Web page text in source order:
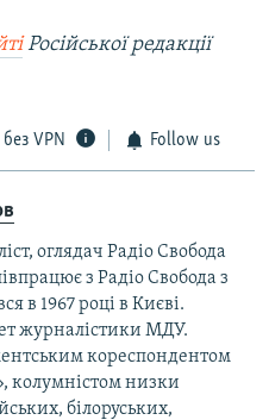
Російської редакції
VPN Follow us
оглядач Радіо Свобода
з Радіо Свобода з
в 1967 році в Києві.
журналістики МДУ.
кореспондентом
колумністом низки
білоруських,